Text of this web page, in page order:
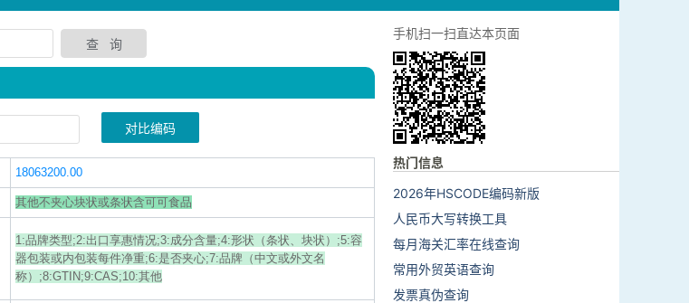
对比编码
18063200.00
其他不夹心块状或条状含可可食品
1:品牌类型;2:出口享惠情况;3:成分含量;4:形状（条状、块状）;5:容
器包装或内包装每件净重;6:是否夹心;7:品牌（中文或外文名
称）;8:GTIN;9:CAS;10:其他
手机扫一扫直达本页面
热门信息
2026年HSCODE编码新版
人民币大写转换工具
每月海关汇率在线查询
常用外贸英语查询
发票真伪查询